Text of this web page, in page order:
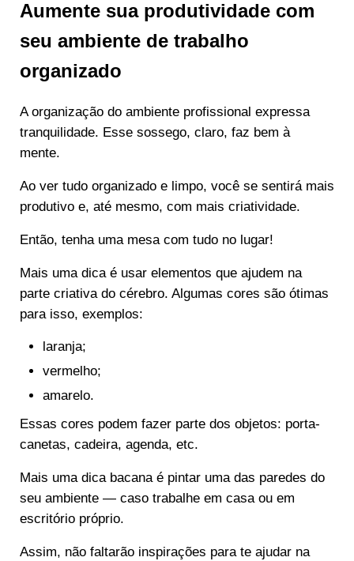
Aumente sua produtividade com
seu ambiente de trabalho
organizado
A organização do ambiente profissional expressa
tranquilidade. Esse sossego, claro, faz bem à
mente.
Ao ver tudo organizado e limpo, você se sentirá mais
produtivo e, até mesmo, com mais criatividade.
Então, tenha uma mesa com tudo no lugar!
Mais uma dica é usar elementos que ajudem na
parte criativa do cérebro. Algumas cores são ótimas
para isso, exemplos:
laranja;
vermelho;
amarelo.
Essas cores podem fazer parte dos objetos: porta-
canetas, cadeira, agenda, etc.
Mais uma dica bacana é pintar uma das paredes do
seu ambiente — caso trabalhe em casa ou em
escritório próprio.
Assim, não faltarão inspirações para te ajudar na